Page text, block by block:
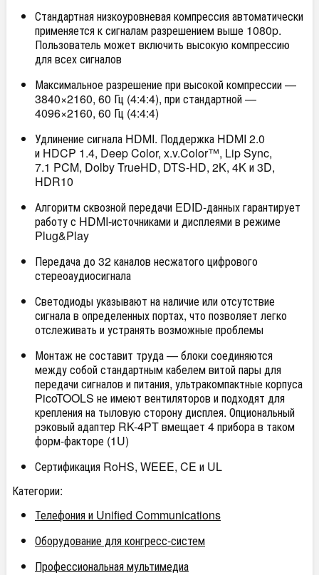
Стандартная низкоуровневая компрессия автоматически
применяется к сигналам разрешением выше 1080p.
Пользователь может включить высокую компрессию
для всех сигналов
Максимальное разрешение при высокой компрессии —
3840×2160, 60 Гц (4:4:4), при стандартной —
4096×2160, 60 Гц (4:4:4)
Удлинение сигнала HDMI. Поддержка HDMI 2.0
и HDCP 1.4, Deep Color, x.v.Color™, Lip Sync,
7.1 PCM, Dolby TrueHD, DTS-HD, 2K, 4K и 3D,
HDR10
Алгоритм сквозной передачи EDID-данных гарантирует
работу с HDMI-источниками и дисплеями в режиме
Plug&Play
Передача до 32 каналов несжатого цифрового
стереоаудиосигнала
Светодиоды указывают на наличие или отсутствие
сигнала в определенных портах, что позволяет легко
отслеживать и устранять возможные проблемы
Монтаж не составит труда — блоки соединяются
между собой стандартным кабелем витой пары для
передачи сигналов и питания, ультракомпактные корпуса
PicoTOOLS не имеют вентиляторов и подходят для
крепления на тыловую сторону дисплея. Опциональный
рэковый адаптер RK-4PT вмещает 4 прибора в таком
форм-факторе (1U)
Сертификация RoHS, WEEE, CE и UL
Категории:
Телефония и Unified Communications
Оборудование для конгресс-систем
Профессиональная мультимедиа